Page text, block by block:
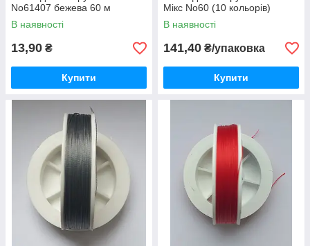
No61407 бежева 60 м
В наявності
13,90 ₴
Купити
Мікс No60 (10 кольорів)
В наявності
141,40 ₴/упаковка
Купити